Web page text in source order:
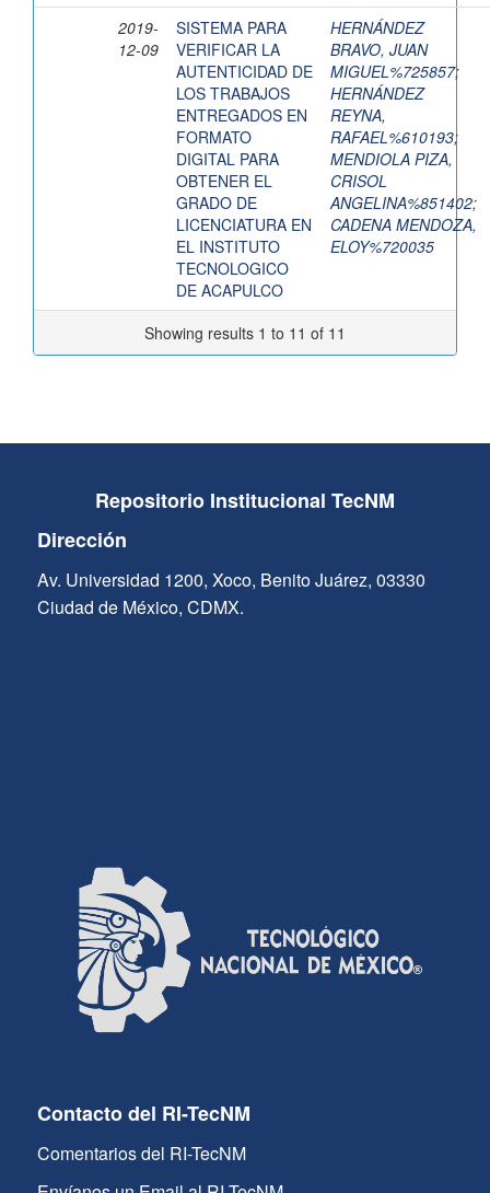
2019-
12-09
SISTEMA PARA
VERIFICAR LA
AUTENTICIDAD DE
LOS TRABAJOS
ENTREGADOS EN
FORMATO
DIGITAL PARA
OBTENER EL
GRADO DE
LICENCIATURA EN
EL INSTITUTO
TECNOLOGICO
DE ACAPULCO
HERNÁNDEZ
BRAVO, JUAN
MIGUEL%725857;
HERNÁNDEZ
REYNA,
RAFAEL%610193;
MENDIOLA PIZA,
CRISOL
ANGELINA%851402;
CADENA MENDOZA,
ELOY%720035
Showing results 1 to 11 of 11
Repositorio Institucional TecNM
Dirección
Av. Universidad 1200, Xoco, Benito Juárez, 03330
Ciudad de México, CDMX.
Contacto del RI-TecNM
Comentarios del RI-TecNM